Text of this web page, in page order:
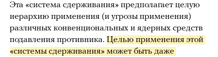
Эта «система сдерживания» предполагает целую
иерархию применения (и угрозы применения)
различных конвенциональных и ядерных средств
подавления противника. Целью применения этой
«системы сдерживания» может быть даже